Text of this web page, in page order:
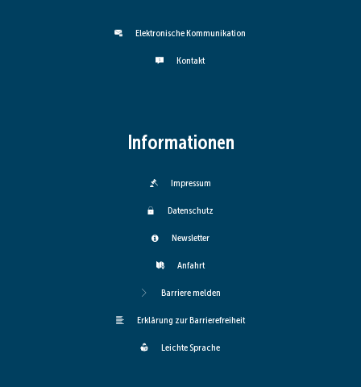
Elektronische Kommunikation
Kontakt
Informationen
Impressum
Datenschutz
Newsletter
Anfahrt
Barriere melden
Erklärung zur Barrierefreiheit
Leichte Sprache